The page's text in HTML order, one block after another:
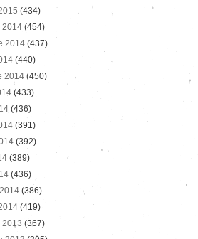
(434)
2014 (454)
2014 (437)
(440)
2014 (450)
(433)
(436)
(391)
(392)
(389)
(436)
(386)
(419)
2013 (367)